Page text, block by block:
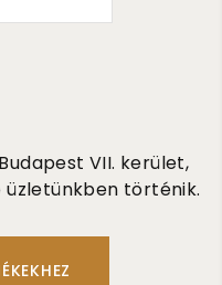
VII. kerület,
történik.